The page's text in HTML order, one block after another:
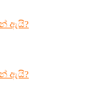
ඇයි?
ඇයි?